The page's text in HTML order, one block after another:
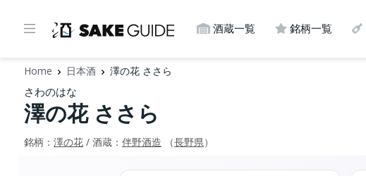
酒蔵一覧 銘柄一覧
Home 日本酒 澤の花 ささら
さわのはな
澤の花 ささら
銘柄： 澤の花 / 酒蔵： 伴野酒造 （長野県）